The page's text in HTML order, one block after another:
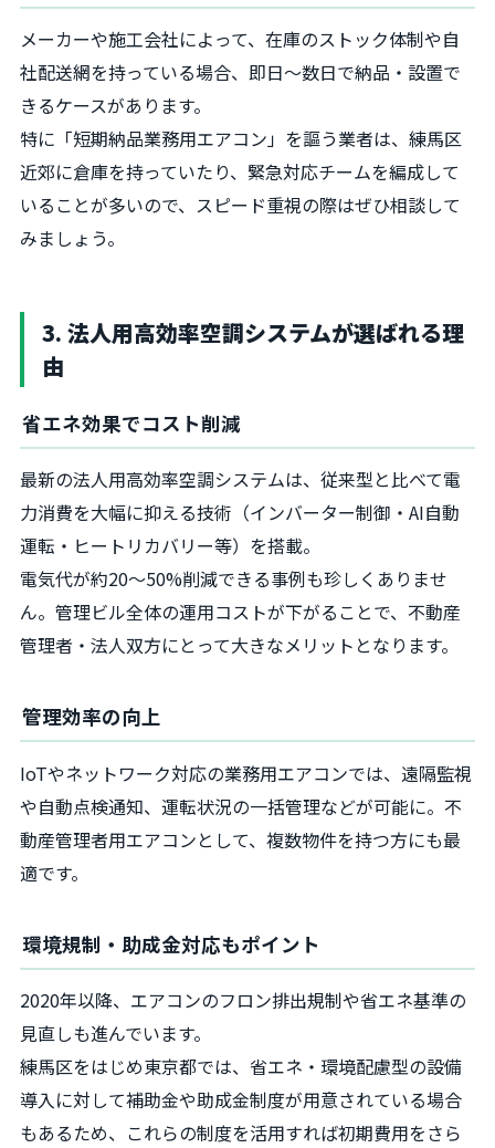
メーカーや施工会社によって、在庫のストック体制や自
社配送網を持っている場合、即日〜数日で納品・設置で
きるケースがあります。
特に「短期納品業務用エアコン」を謳う業者は、練馬区
近郊に倉庫を持っていたり、緊急対応チームを編成して
いることが多いので、スピード重視の際はぜひ相談して
みましょう。
3. 法人用高効率空調システムが選ばれる理
由
省エネ効果でコスト削減
最新の法人用高効率空調システムは、従来型と比べて電
力消費を大幅に抑える技術（インバーター制御・AI自動
運転・ヒートリカバリー等）を搭載。
電気代が約20〜50%削減できる事例も珍しくありませ
ん。管理ビル全体の運用コストが下がることで、不動産
管理者・法人双方にとって大きなメリットとなります。
管理効率の向上
IoTやネットワーク対応の業務用エアコンでは、遠隔監視
や自動点検通知、運転状況の一括管理などが可能に。不
動産管理者用エアコンとして、複数物件を持つ方にも最
適です。
環境規制・助成金対応もポイント
2020年以降、エアコンのフロン排出規制や省エネ基準の
見直しも進んでいます。
練馬区をはじめ東京都では、省エネ・環境配慮型の設備
導入に対して補助金や助成金制度が用意されている場合
もあるため、これらの制度を活用すれば初期費用をさら